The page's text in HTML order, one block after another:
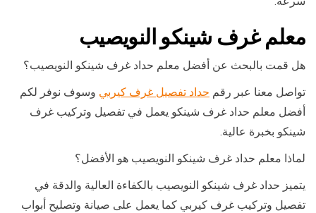
معلم غرف شينكو النويصيب
هل قمت بالبحث عن أفضل معلم حداد غرف شينكو النويصيب؟
تواصل معنا عبر رقم حداد تفصيل غرف كيربي وسوف نوفر لكم
أفضل معلم حداد غرف شينكو يعمل في تفصيل وتركيب غرف
شينكو بخبرة عالية.
لماذا معلم حداد غرف شينكو النويصيب هو الأفضل؟
يتميز حداد غرف شينكو النويصيب بالكفاءة العالية والدقة في
تفصيل وتركيب غرف كيربي كما يعمل على صيانة وتصليح أبواب